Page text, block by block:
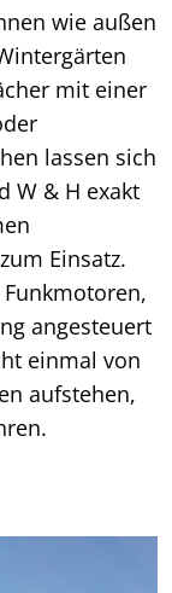
wie außen
mit einer
lassen sich
W & H exakt
Einsatz.
angesteuert
einmal von
aufstehen,